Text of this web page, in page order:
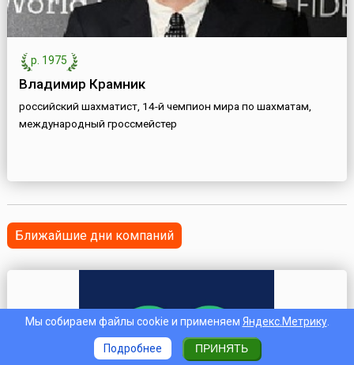
р. 1975
Владимир Крамник
российский шахматист, 14-й чемпион мира по шахматам,
международный гроссмейстер
Ближайшие дни компаний
Мы собираем файлы cookie и применяем Яндекс.Метрику.
Подробнее ПРИНЯТЬ